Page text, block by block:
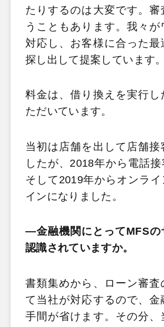
たりするのは大変です。審
うこともあります。我々が
対応し、お客様に合った最
探し出して提案しています。
料金は、借り換えを実行し
ただいています。
当初は店舗を出して店舗接
したが、2018年から電話接
そして2019年からオンライ
インになりました。
―金融機関にとってMFSの
認識されていますか。
書類集めから、ローン審査
て当社が対応するので、金
手間が省けます。その分、